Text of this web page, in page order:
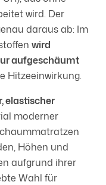
wird. Der
daraus ab: Im
wird
aufgeschäumt
Hitzeeinwirkung.
elastischer
moderner
Höhen und
aufgrund ihrer
Wahl für